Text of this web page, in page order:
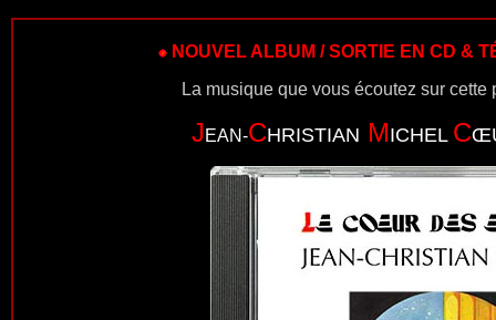
NOUVEL ALBUM / SORTIE EN CD &
La musique que vous écoutez sur cette
JEAN-CHRISTIAN MICHEL C